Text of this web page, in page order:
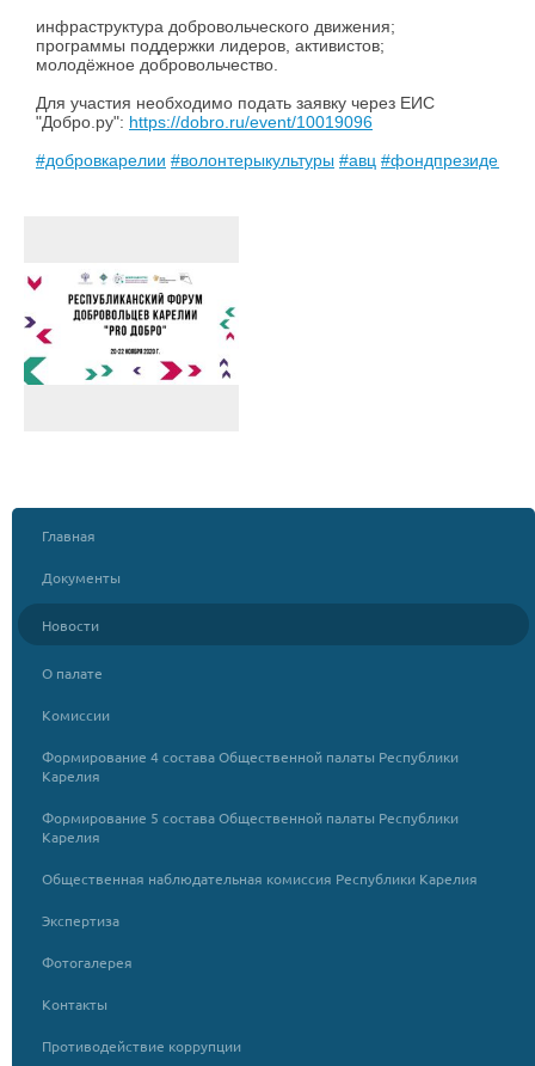
инфраструктура добровольческого движения;
программы поддержки лидеров, активистов;
молодёжное добровольчество.
Для участия необходимо подать заявку через ЕИС
"Добро.ру": https://dobro.ru/event/10019096
#добровкарелии #волонтерыкультуры #авц
Главная
Документы
Новости
О палате
Комиссии
Формирование 4 состава Общественной палаты Республики
Карелия
Формирование 5 состава Общественной палаты Республики
Карелия
Общественная наблюдательная комиссия Республики Карелия
Экспертиза
Фотогалерея
Контакты
Противодействие коррупции